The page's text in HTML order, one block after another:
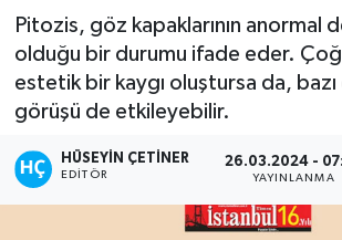
Pitozis, göz kapaklarının anormal
olduğu bir durumu ifade eder.
estetik bir kaygı oluştursa da,
görüşü de etkileyebilir.
HÜSEYIN ÇETINER
EDITÖR
26.03.2024 -
YAYINLANMA